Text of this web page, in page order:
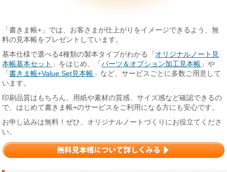
「書きま帳+」では、お客さまが仕上がりをイメージできるよう、無
料の見本帳をプレゼントしています。
基本仕様で選べる4種類の製本タイプがわかる「 オリジナルノート見
本帳基本セット 」をはじめ、「パーツ＆オプション加工見本帳 」や
「書きま帳+Value Set見本帳 」など、サービスごとに多数ご用意して
います。
印刷品質はもちろん、用紙や素材の質感、サイズ感など確認できるの
で、はじめて書きま帳+のサービスをご利用になる方にも安心です。
お申し込みは無料！ぜひ、オリジナルノートづくりにお役立てくださ
い。